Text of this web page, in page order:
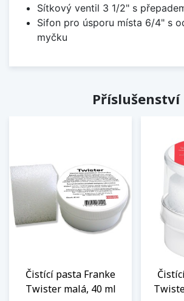
Sítkový ventil 3 1/2" s
Sifon pro úsporu místa 6/4" s
myčku
Příslušenství
Čistící pasta Franke
Twister malá, 40 ml